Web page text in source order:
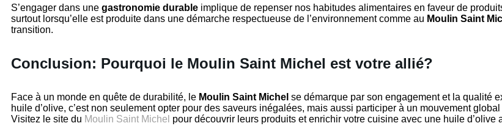
S’engager dans une gastronomie durable implique de repenser nos habitudes alimentaires en faveur de
surtout lorsqu’elle est produite dans une démarche respectueuse de l’environnement comme au Moulin Saint
transition.
Conclusion: Pourquoi le Moulin Saint Michel est votre allié?
Face à un monde en quête de durabilité, le Moulin Saint Michel se démarque par son engagement et la qualité
huile d’olive, c’est non seulement opter pour des saveurs inégalées, mais aussi participer à un mouvement
Visitez le site du Moulin Saint Michel pour découvrir leurs produits et enrichir votre cuisine avec une huile d’olive